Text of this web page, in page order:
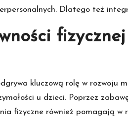
Dlatego też
kluczową rolę w rozwoju
u dzieci. Poprzez
fizyczne również pomagają w